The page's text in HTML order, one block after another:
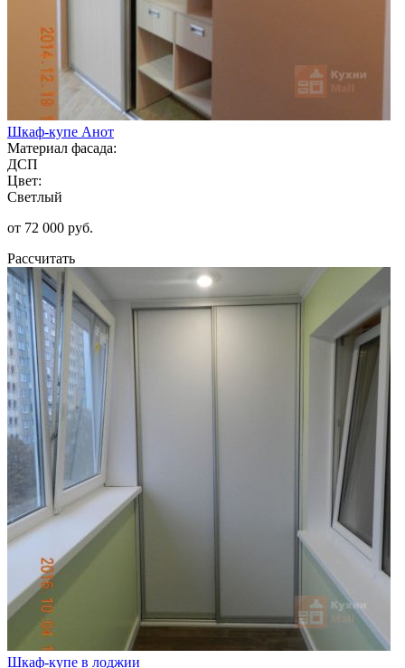
Шкаф-купе Анот
Материал фасада:
ДСП
Цвет:
Светлый
от 72 000 руб.
Рассчитать
Шкаф-купе в лоджии